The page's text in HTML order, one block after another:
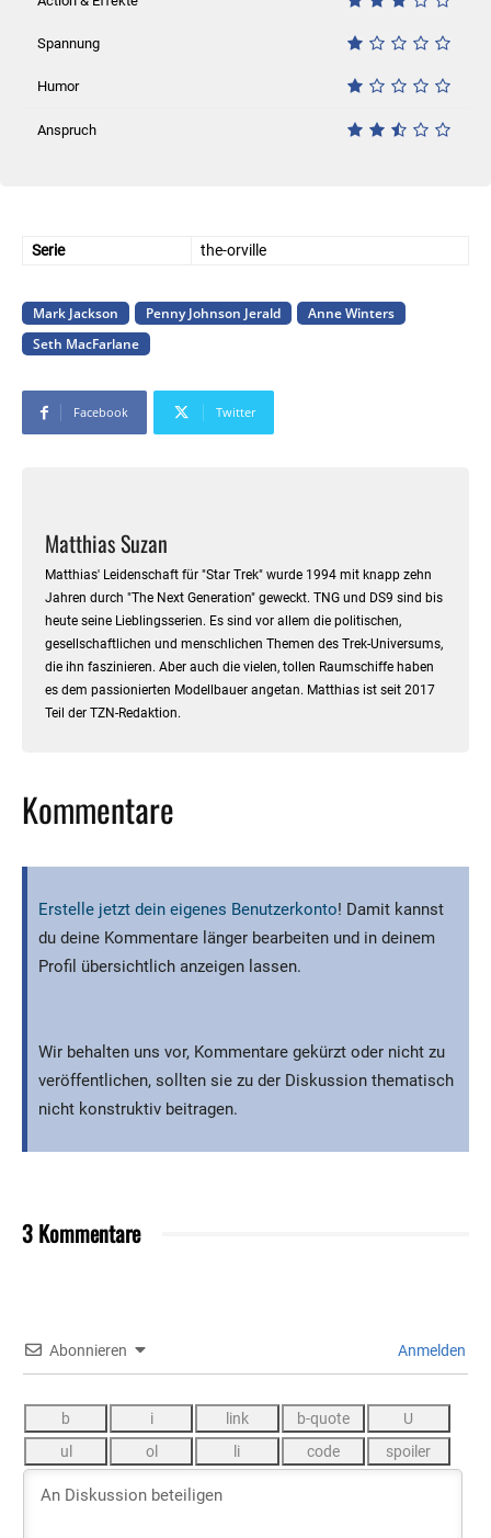
Spannung
Humor
Anspruch
Serie the-orville
Mark Jackson Penny Johnson Jerald
Anne Winters
Seth MacFarlane
Facebook Twitter
Matthias Suzan
Matthias' Leidenschaft für "Star Trek" wurde 1994 mit knapp zehn
Jahren durch "The Next Generation" geweckt. TNG und DS9 sind bis
heute seine Lieblingsserien. Es sind vor allem die politischen,
gesellschaftlichen und menschlichen Themen des Trek-Universums,
die ihn faszinieren. Aber auch die vielen, tollen Raumschiffe haben
es dem passionierten Modellbauer angetan. Matthias ist seit 2017
Teil der TZN-Redaktion.
Kommentare
Erstelle jetzt dein eigenes Benutzerkonto! Damit kannst
du deine Kommentare länger bearbeiten und in deinem
Profil übersichtlich anzeigen lassen.
Wir behalten uns vor, Kommentare gekürzt oder nicht zu
veröffentlichen, sollten sie zu der Diskussion thematisch
nicht konstruktiv beitragen.
3 Kommentare
Abonnieren Anmelden